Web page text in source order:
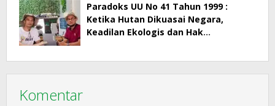
Paradoks UU No 41 Tahun 1999 :
Ketika Hutan Dikuasai Negara,
Keadilan Ekologis dan Hak
Komentar